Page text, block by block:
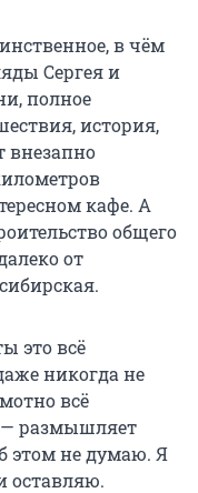
в чём
Сергея и
полное
история,
внезапно
кафе. А
общего
от
это всё
никогда не
всё
— размышляет
этом не думаю. Я
оставляю.